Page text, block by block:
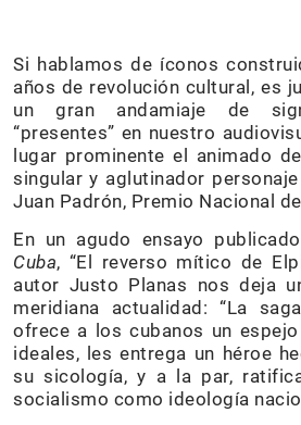
Si hablamos de íconos
años de revolución cultural, es
un gran andamiaje de
“presentes” en nuestro
lugar prominente el animado
singular y aglutinador
Juan Padrón, Premio Nacional
En un agudo ensayo
Cuba, “El reverso mítico de
autor Justo Planas nos deja
meridiana actualidad: “La
ofrece a los cubanos un
ideales, les entrega un héroe
su sicología, y a la par,
socialismo como ideología